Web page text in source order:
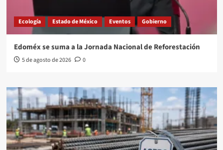
Ecología Estado de México Eventos Gobierno
Edoméx se suma a la Jornada Nacional de Reforestación
5 de agosto de 2026 0